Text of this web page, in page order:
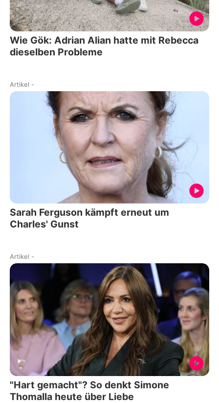
Wie Gök: Adrian Alian hatte mit Rebecca
dieselben Probleme
Artikel -
Sarah Ferguson kämpft erneut um
Charles' Gunst
Artikel -
"Hart gemacht"? So denkt Simone
Thomalla heute über Liebe